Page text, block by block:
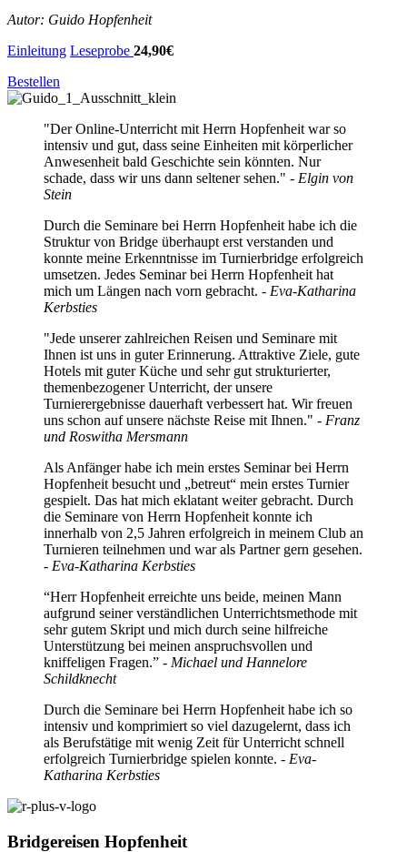
Autor: Guido Hopfenheit
Einleitung Leseprobe 24,90€
Bestellen
"Der Online-Unterricht mit Herrn Hopfenheit war so
intensiv und gut, dass seine Einheiten mit körperlicher
Anwesenheit bald Geschichte sein könnten. Nur
schade, dass wir uns dann seltener sehen." - Elgin von
Stein
Durch die Seminare bei Herrn Hopfenheit habe ich die
Struktur von Bridge überhaupt erst verstanden und
konnte meine Erkenntnisse im Turnierbridge erfolgreich
umsetzen. Jedes Seminar bei Herrn Hopfenheit hat
mich um Längen nach vorn gebracht. - Eva-Katharina
Kerbsties
"Jede unserer zahlreichen Reisen und Seminare mit
Ihnen ist uns in guter Erinnerung. Attraktive Ziele, gute
Hotels mit guter Küche und sehr gut strukturierter,
themenbezogener Unterricht, der unsere
Turnierergebnisse dauerhaft verbessert hat. Wir freuen
uns schon auf unsere nächste Reise mit Ihnen." - Franz
und Roswitha Mersmann
Als Anfänger habe ich mein erstes Seminar bei Herrn
Hopfenheit besucht und „betreut“ mein erstes Turnier
gespielt. Das hat mich eklatant weiter gebracht. Durch
die Seminare von Herrn Hopfenheit konnte ich
innerhalb von 2,5 Jahren erfolgreich in meinem Club an
Turnieren teilnehmen und war als Partner gern gesehen.
- Eva-Katharina Kerbsties
“Herr Hopfenheit erreichte uns beide, meinen Mann
aufgrund seiner verständlichen Unterrichtsmethode mit
sehr gutem Skript und mich durch seine hilfreiche
Unterstützung bei meinen anspruchsvollen und
kniffeligen Fragen.” - Michael und Hannelore
Schildknecht
Durch die Seminare bei Herrn Hopfenheit habe ich so
intensiv und komprimiert so viel dazugelernt, dass ich
als Berufstätige mit wenig Zeit für Unterricht schnell
erfolgreich Turnierbridge spielen konnte. - Eva-
Katharina Kerbsties
Bridgereisen Hopfenheit